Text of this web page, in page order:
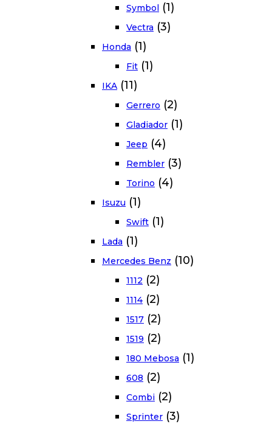
Symbol (1)
Vectra (3)
Honda (1)
Fit (1)
IKA (11)
Gerrero (2)
Gladiador (1)
Jeep (4)
Rembler (3)
Torino (4)
Isuzu (1)
Swift (1)
Lada (1)
Mercedes Benz (10)
1112 (2)
1114 (2)
1517 (2)
1519 (2)
180 Mebosa (1)
608 (2)
Combi (2)
Sprinter (3)